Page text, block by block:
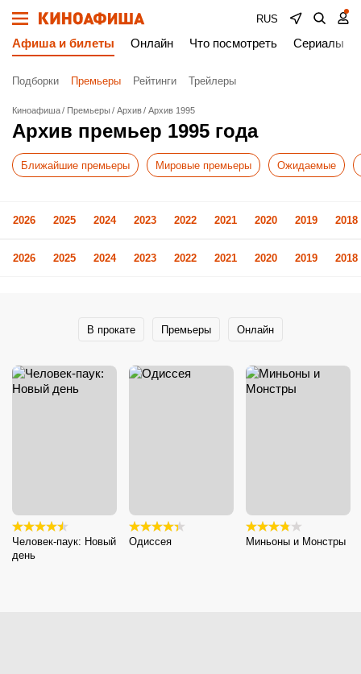
RUS
Афиша и билеты Онлайн Что посмотреть Сериалы
Подборки Премьеры Рейтинги Трейлеры
Киноафиша Премьеры Архив Архив 1995
Архив премьер 1995 года
Ближайшие премьеры Мировые премьеры Ожидаемые
2026 2025 2024 2023 2022 2021 2020 2019 2018
2026 2025 2024 2023 2022 2021 2020 2019 2018
В прокате Премьеры Онлайн
Человек-паук: Новый
день
Одиссея Миньоны и Монстры